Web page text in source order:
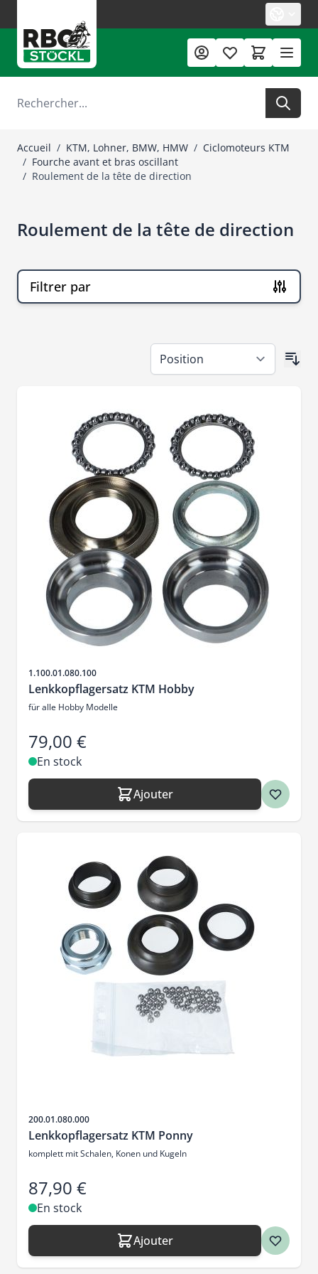
Rechercher
Accueil / KTM, Lohner, BMW, HMW / Ciclomoteurs KTM
/ Fourche avant et bras oscillant
/ Roulement de la tête de direction
Roulement de la tête de direction
Filtrer par
SKU
1.100.01.080.100
Lenkkopflagersatz KTM Hobby
für alle Hobby Modelle
79,00 €
En stock
Ajouter
SKU
200.01.080.000
Lenkkopflagersatz KTM Ponny
komplett mit Schalen, Konen und Kugeln
87,90 €
En stock
Ajouter